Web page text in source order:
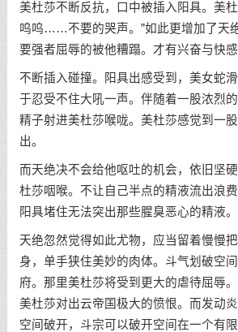
美杜莎不断反抗，口中被插入阳具。美
呜呜……不要的哭声。”如此更增加了天
要强者屈辱的被他糟蹋。才有兴奋与快感
不断插入碰撞。阳具出感受到，美女蛇
于忍受不住大吼一声。伴随着一股浓烈
精子射进美杜莎喉咙。美杜莎感觉到一
出。
而天绝决不会给他呕吐的机会，依旧坚
杜莎咽喉。不让自己半点的精液流出浪
阳具堵住无法突出那些腥臭恶心的精液。
天绝忽然觉得如此尤物，应当留着慢慢
身，单手狭住美妙的肉体。斗气划破空
府。那里美杜莎将受到更大的虐待屈辱
美杜莎对出云帝国极大的愤恨。而发动炎
空间破开，斗宗可以破开空间在一个有